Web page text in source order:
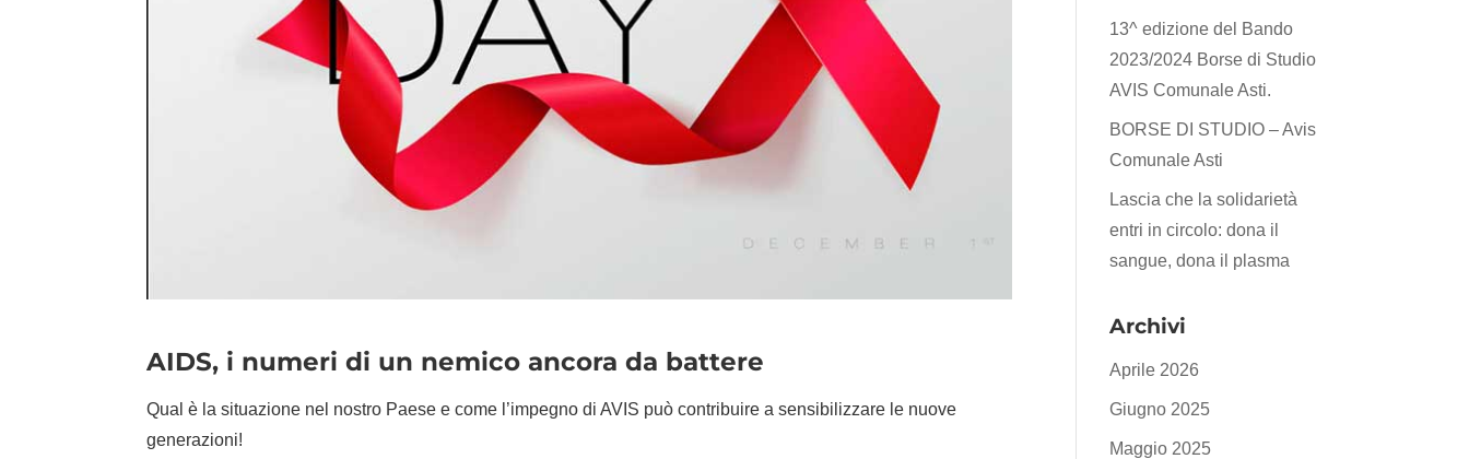
AIDS, i numeri di un nemico ancora da battere
Qual è la situazione nel nostro Paese e come l’impegno di AVIS può contribuire a sensibilizzare le nuove
generazioni!
13^ edizione del Bando
2023/2024 Borse di Studio
AVIS Comunale Asti.
BORSE DI STUDIO – Avis
Comunale Asti
Lascia che la solidarietà
entri in circolo: dona il
sangue, dona il plasma
Archivi
Aprile 2026
Giugno 2025
Maggio 2025